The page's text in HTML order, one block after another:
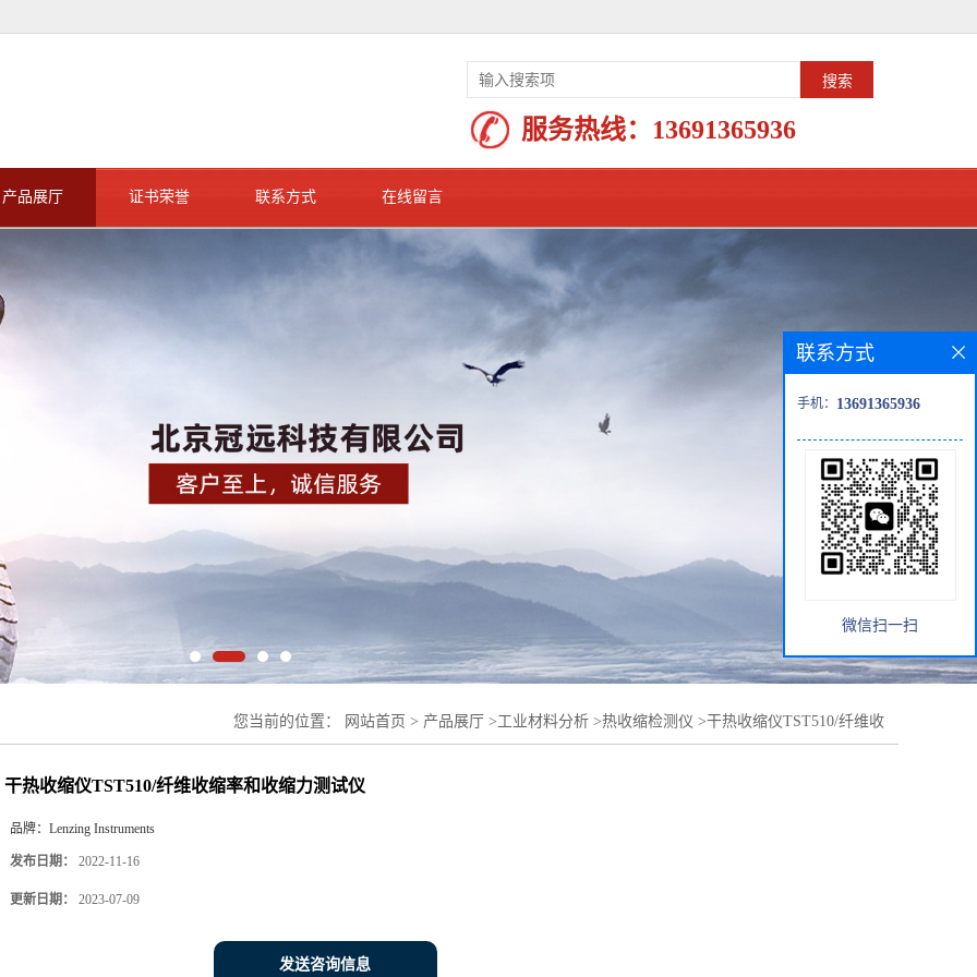
服务热线： 13691365936
产品展厅 证书荣誉 联系方式 在线留言
您当前的位置： 网站首页 > 产品展厅 >工业材料分析 >热收缩检测仪 >干热收缩仪TST510/纤维收
干热收缩仪TST510/纤维收缩率和收缩力测试仪
品牌： Lenzing Instruments
发布日期： 2022-11-16
更新日期： 2023-07-09
发送咨询信息
联系方式
手机： 13691365936
微信扫一扫